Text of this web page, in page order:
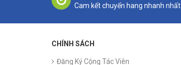
Cam kết chuyển hang nhanh nhất
CHÍNH SÁCH
Đăng Ký Cộng Tác Viên